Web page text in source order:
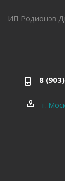
ИП Родионов
8
г.